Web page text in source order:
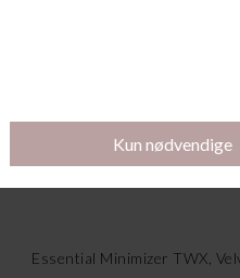
Essential Minimizer TWX,